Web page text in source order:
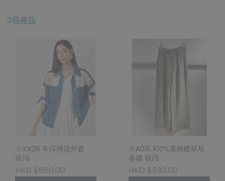
3個產品
🌞XX06 牛仔拼接外套
18/6
HKD $860.00
🌞A015 100%漢麻煙草灰
長褲 18/6
HKD $930.00